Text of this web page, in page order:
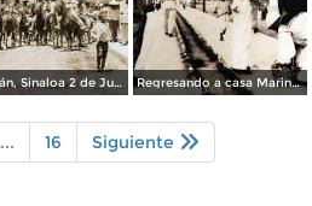
Mazatlán, Sinaloa 2 de Junio de 1911 Entrada del ejercito libertador. Regresando a casa Marinos Estadounidenses despues de La Intervencion en Veracruz.
... 16 Siguiente